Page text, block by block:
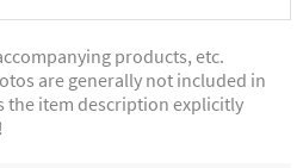
products, etc.
are generally not included in
the item description explicitly